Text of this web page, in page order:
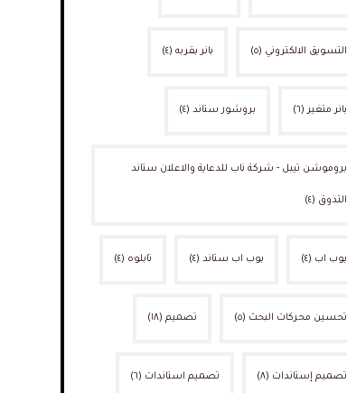
التسويق الالكتروني (٥) بانر بقربه(٤)
بانر متغير (٦) بروشور ستاند(٤)
بروموشن تيبل - شركة ناب للدعاية والاعلان ستاند
التذوق (٤)
بوب اب (٤) بوب اب ستاند(٤) تابلوه (٤)
تحسين محركات البحث (٥) تصميم(١٨)
تصميم إستاندات (٨) تصميم استاندات (٦)